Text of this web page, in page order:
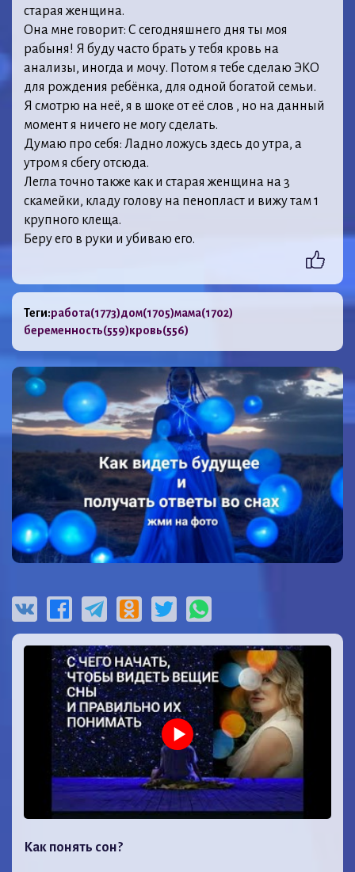
старая женщина.
Она мне говорит: С сегодняшнего дня ты моя
рабыня! Я буду часто брать у тебя кровь на
анализы, иногда и мочу. Потом я тебе сделаю ЭКО
для рождения ребёнка, для одной богатой семьи.
Я смотрю на неё, я в шоке от её слов , но на данный
момент я ничего не могу сделать.
Думаю про себя: Ладно ложусь здесь до утра, а
утром я сбегу отсюда.
Легла точно также как и старая женщина на 3
скамейки, кладу голову на пенопласт и вижу там 1
крупного клеща.
Беру его в руки и убиваю его.
Теги:работа(1773)дом(1705)мама(1702)
беременность(559)кровь(556)
Как понять сон?